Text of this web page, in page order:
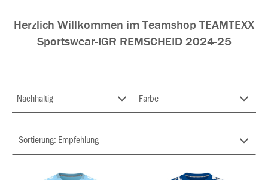
Herzlich Willkommen im Teamshop TEAMTEXX
Sportswear-IGR REMSCHEID 2024-25
Nachhaltig Farbe